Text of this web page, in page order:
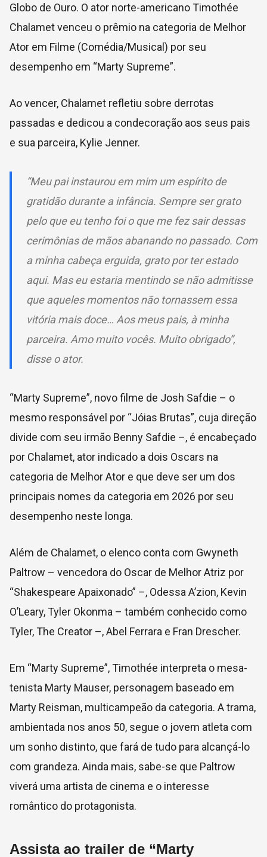
Globo de Ouro. O ator norte-americano Timothée
Chalamet venceu o prêmio na categoria de Melhor
Ator em Filme (Comédia/Musical) por seu
desempenho em “Marty Supreme”.
Ao vencer, Chalamet refletiu sobre derrotas
passadas e dedicou a condecoração aos seus pais
e sua parceira, Kylie Jenner.
“Meu pai instaurou em mim um espírito de
gratidão durante a infância. Sempre ser grato
pelo que eu tenho foi o que me fez sair dessas
cerimônias de mãos abanando no passado. Com
a minha cabeça erguida, grato por ter estado
aqui. Mas eu estaria mentindo se não admitisse
que aqueles momentos não tornassem essa
vitória mais doce… Aos meus pais, à minha
parceira. Amo muito vocês. Muito obrigado”,
disse o ator.
“Marty Supreme”, novo filme de Josh Safdie – o
mesmo responsável por “Jóias Brutas”, cuja direção
divide com seu irmão Benny Safdie –, é encabeçado
por Chalamet, ator indicado a dois Oscars na
categoria de Melhor Ator e que deve ser um dos
principais nomes da categoria em 2026 por seu
desempenho neste longa.
Além de Chalamet, o elenco conta com Gwyneth
Paltrow – vencedora do Oscar de Melhor Atriz por
“Shakespeare Apaixonado” –, Odessa A’zion, Kevin
O’Leary, Tyler Okonma – também conhecido como
Tyler, The Creator –, Abel Ferrara e Fran Drescher.
Em “Marty Supreme”, Timothée interpreta o mesa-
tenista Marty Mauser, personagem baseado em
Marty Reisman, multicampeão da categoria. A trama,
ambientada nos anos 50, segue o jovem atleta com
um sonho distinto, que fará de tudo para alcançá-lo
com grandeza. Ainda mais, sabe-se que Paltrow
viverá uma artista de cinema e o interesse
romântico do protagonista.
Assista ao trailer de “Marty